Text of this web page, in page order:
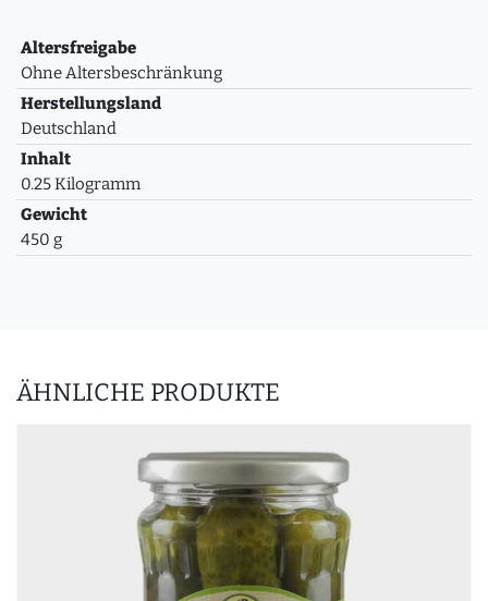
Altersfreigabe
Ohne Altersbeschränkung
Herstellungsland
Deutschland
Inhalt
0.25 Kilogramm
Gewicht
450 g
ÄHNLICHE PRODUKTE